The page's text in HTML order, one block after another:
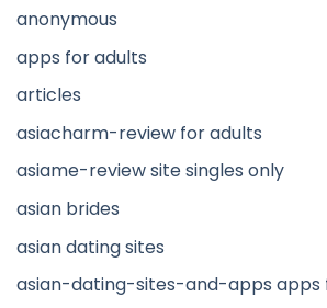
anonymous
apps for adults
articles
asiacharm-review for adults
asiame-review site singles only
asian brides
asian dating sites
asian-dating-sites-and-apps apps